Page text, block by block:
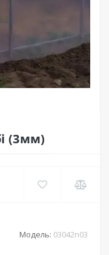
(3мм)
Модель: 03042n03